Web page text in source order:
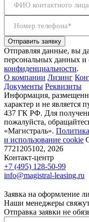
ФИО контактного
Номер телефона*
Отправить заявку
Отправляя данные, вы
персональных данных и
конфиденциальности.
О компании Лизинг
Документы Реквизиты
Информация,
характер и не является
437 ГК РФ. Для
пожалуйста,
«Магистраль».
и использование сookie
7721205102, 2026
Контакт-центр
+7 (495) 128-50-99
info@magistral-leasing.ru
Заявка на оформление
Наши менеджеры
Отправка заявки не